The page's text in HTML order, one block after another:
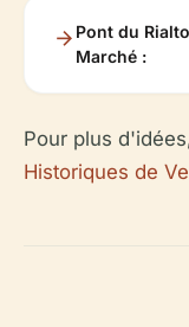
Pont du
Marché :
Pour plus
Historiques de